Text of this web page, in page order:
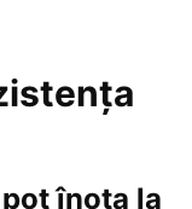
înota la